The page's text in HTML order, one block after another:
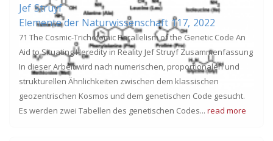
Jef Struyf
Elemente der Naturwissenschaft 117, 2022
71 The Cosmic-Trichotomic Parallelism of the Genetic Code An
Aid to Situating Heredity in Reality Jef Struyf Zusammenfassung
In dieser Arbeit wird nach numerischen, proportionalen und
strukturellen Ähnlichkeiten zwischen dem klassischen
geozentrischen Kosmos und dem genetischen Code gesucht.
Es werden zwei Tabellen des genetischen Codes... read more